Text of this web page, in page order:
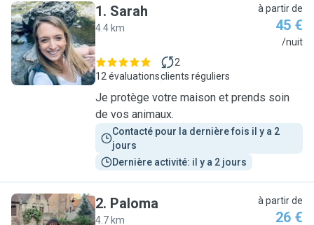
S
1. Sarah
4.4 km
à partir de
45 €
/nuit
12 évaluations
2
clients réguliers
Je protège votre maison et prends soin
de vos animaux.
Contacté pour la dernière fois il y a 2
jours
Dernière activité: il y a 2 jours
2. Paloma
4.7 km
à partir de
26 €